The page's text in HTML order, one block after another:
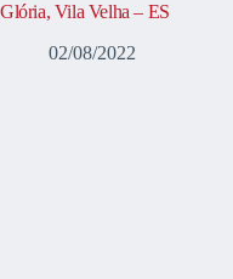
Glória, Vila Velha – ES
02/08/2022